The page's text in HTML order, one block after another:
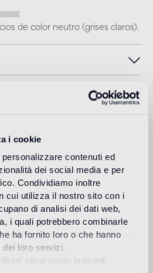
i cookie
contenuti ed
dei social media e per
Condividiamo inoltre
cui utilizza il nostro sito con i
di analisi dei dati web,
i quali potrebbero combinarle
ha fornito loro o che hanno
loro servizi.
rimarranno presenti
de color neutro (grises claros).
is an internal team within the
role in building the
In addition to supporting the
Bisazza in the development of
to expanding the company's
decorative proposals.